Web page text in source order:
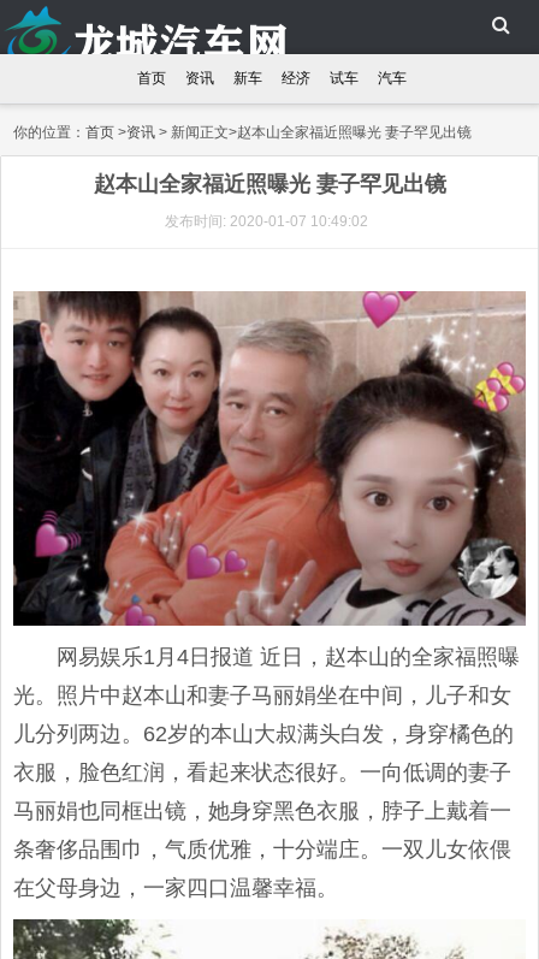
首页 资讯 新车 经济 试车 汽车
你的位置：首页 >资讯 > 新闻正文>赵本山全家福近照曝光 妻子罕见出镜
赵本山全家福近照曝光 妻子罕见出镜
发布时间: 2020-01-07 10:49:02
网易娱乐1月4日报道 近日，赵本山的全家福照曝
光。照片中赵本山和妻子马丽娟坐在中间，儿子和女
儿分列两边。62岁的本山大叔满头白发，身穿橘色的
衣服，脸色红润，看起来状态很好。一向低调的妻子
马丽娟也同框出镜，她身穿黑色衣服，脖子上戴着一
条奢侈品围巾，气质优雅，十分端庄。一双儿女依偎
在父母身边，一家四口温馨幸福。